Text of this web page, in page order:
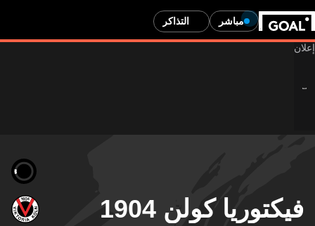
مباشر التذاكر
فيكتوريا كولن 1904